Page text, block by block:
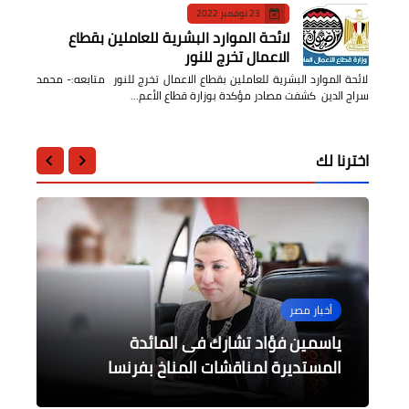
23 نوفمبر 2022
لائحة الموارد البشرية للعاملين بقطاع
الاعمال تخرج للنور
لائحة الموارد البشرية للعاملين بقطاع الاعمال تخرج للنور متابعه:- محمد
سراج الدين كشفت مصادر مؤكدة بوزارة قطاع الأعم…
اخترنا لك
أخبار مصر
ياسمين فؤاد تشارك فى المائدة
المستديرة لمناقشات المناخ بفرنسا
الصحة
لأول مرة بمستشفى دكرنس تشغيل
تجريبي لوحدة مناظير الجهاز الهضمي
محافظات
الهجان يقوم بجولة بحي غرب شبرا
لمتابعة المشروعات الجاري تنفيذها
جامعات
معرض للكتاب بكلية الفنون الجميلة
جامعة حلوان بالزمالك
أخبار مصر
جلسة نقاشية على هامش مؤتمر
سيراويك حول أهمية الشراكة فى التحول
الطاقى